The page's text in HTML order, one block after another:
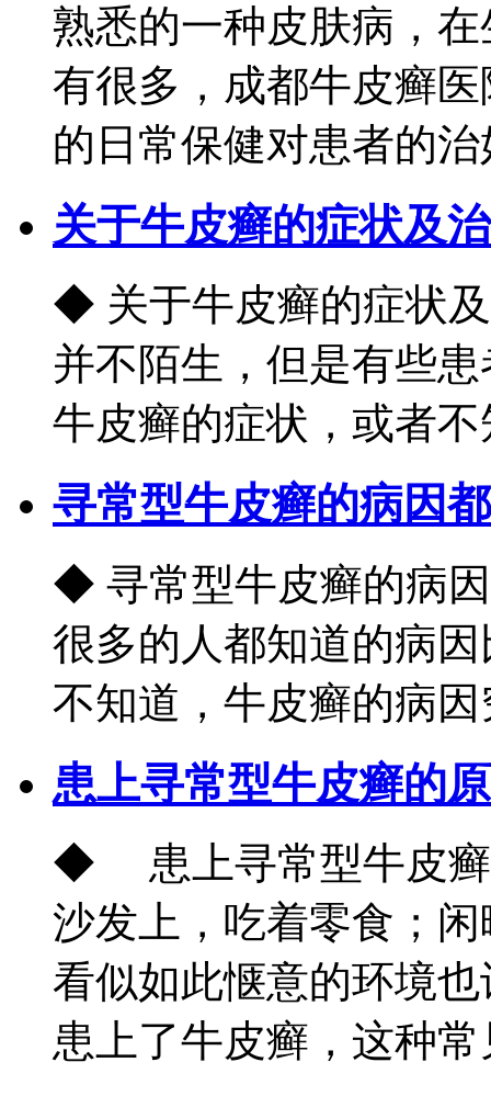
熟悉的一种皮肤病，
有很多，成都牛皮癣
的日常保健对患者的治
关于牛皮癣的症状及
◆ 关于牛皮癣的症状
并不陌生，但是有些
牛皮癣的症状，或者
寻常型牛皮癣的病因
◆ 寻常型牛皮癣的病
很多的人都知道的病
不知道，牛皮癣的病
患上寻常型牛皮癣的
◆ 患上寻常型牛皮癣
沙发上，吃着零食；
看似如此惬意的环境
患上了牛皮癣，这种常